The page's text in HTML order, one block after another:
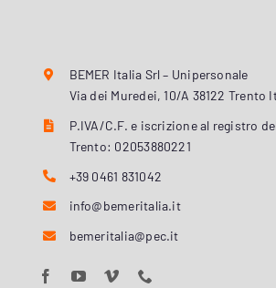
BEMER Italia Srl – Unipersonale
Via dei Muredei, 10/A 38122 Trento
P.IVA/C.F. e iscrizione al registro
Trento: 02053880221
+39 0461 831042
info@bemeritalia.it
bemeritalia@pec.it